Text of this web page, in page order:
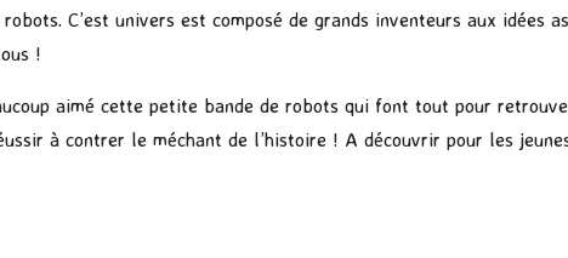
C’est univers est composé de grands inventeurs aux idées
!
aimé cette petite bande de robots qui font tout pour
à contrer le méchant de l’histoire ! A découvrir pour les